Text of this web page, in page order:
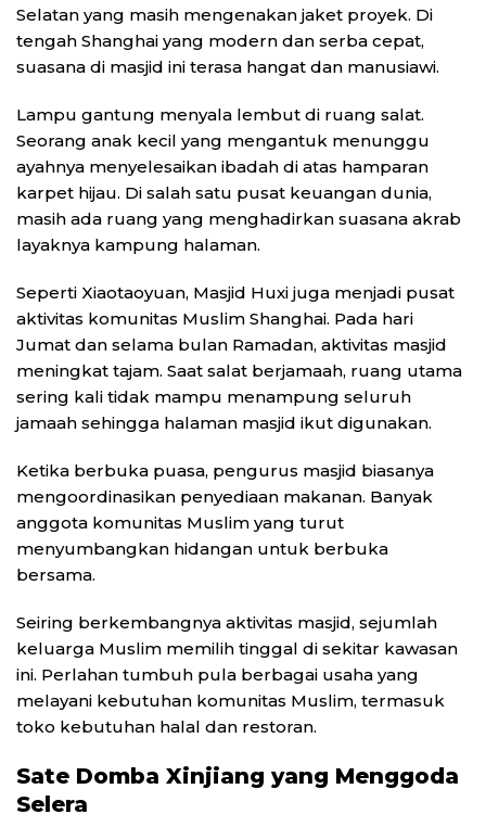
Selatan yang masih mengenakan jaket proyek. Di
tengah Shanghai yang modern dan serba cepat,
suasana di masjid ini terasa hangat dan manusiawi.
Lampu gantung menyala lembut di ruang salat.
Seorang anak kecil yang mengantuk menunggu
ayahnya menyelesaikan ibadah di atas hamparan
karpet hijau. Di salah satu pusat keuangan dunia,
masih ada ruang yang menghadirkan suasana akrab
layaknya kampung halaman.
Seperti Xiaotaoyuan, Masjid Huxi juga menjadi pusat
aktivitas komunitas Muslim Shanghai. Pada hari
Jumat dan selama bulan Ramadan, aktivitas masjid
meningkat tajam. Saat salat berjamaah, ruang utama
sering kali tidak mampu menampung seluruh
jamaah sehingga halaman masjid ikut digunakan.
Ketika berbuka puasa, pengurus masjid biasanya
mengoordinasikan penyediaan makanan. Banyak
anggota komunitas Muslim yang turut
menyumbangkan hidangan untuk berbuka
bersama.
Seiring berkembangnya aktivitas masjid, sejumlah
keluarga Muslim memilih tinggal di sekitar kawasan
ini. Perlahan tumbuh pula berbagai usaha yang
melayani kebutuhan komunitas Muslim, termasuk
toko kebutuhan halal dan restoran.
Sate Domba Xinjiang yang Menggoda
Selera